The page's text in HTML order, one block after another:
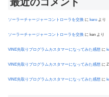
最近のコメント
ソーラーチャージャーコントローラを交換 に kero より
ソーラーチャージャーコントローラを交換 に ken より
VINE先取りプログラムカスタマーになってみた感想 に
VINE先取りプログラムカスタマーになってみた感想 に
VINE先取りプログラムカスタマーになってみた感想 に